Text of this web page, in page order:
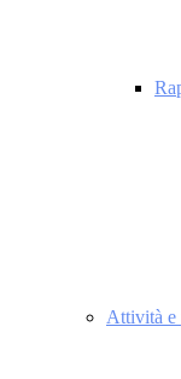
Attività e